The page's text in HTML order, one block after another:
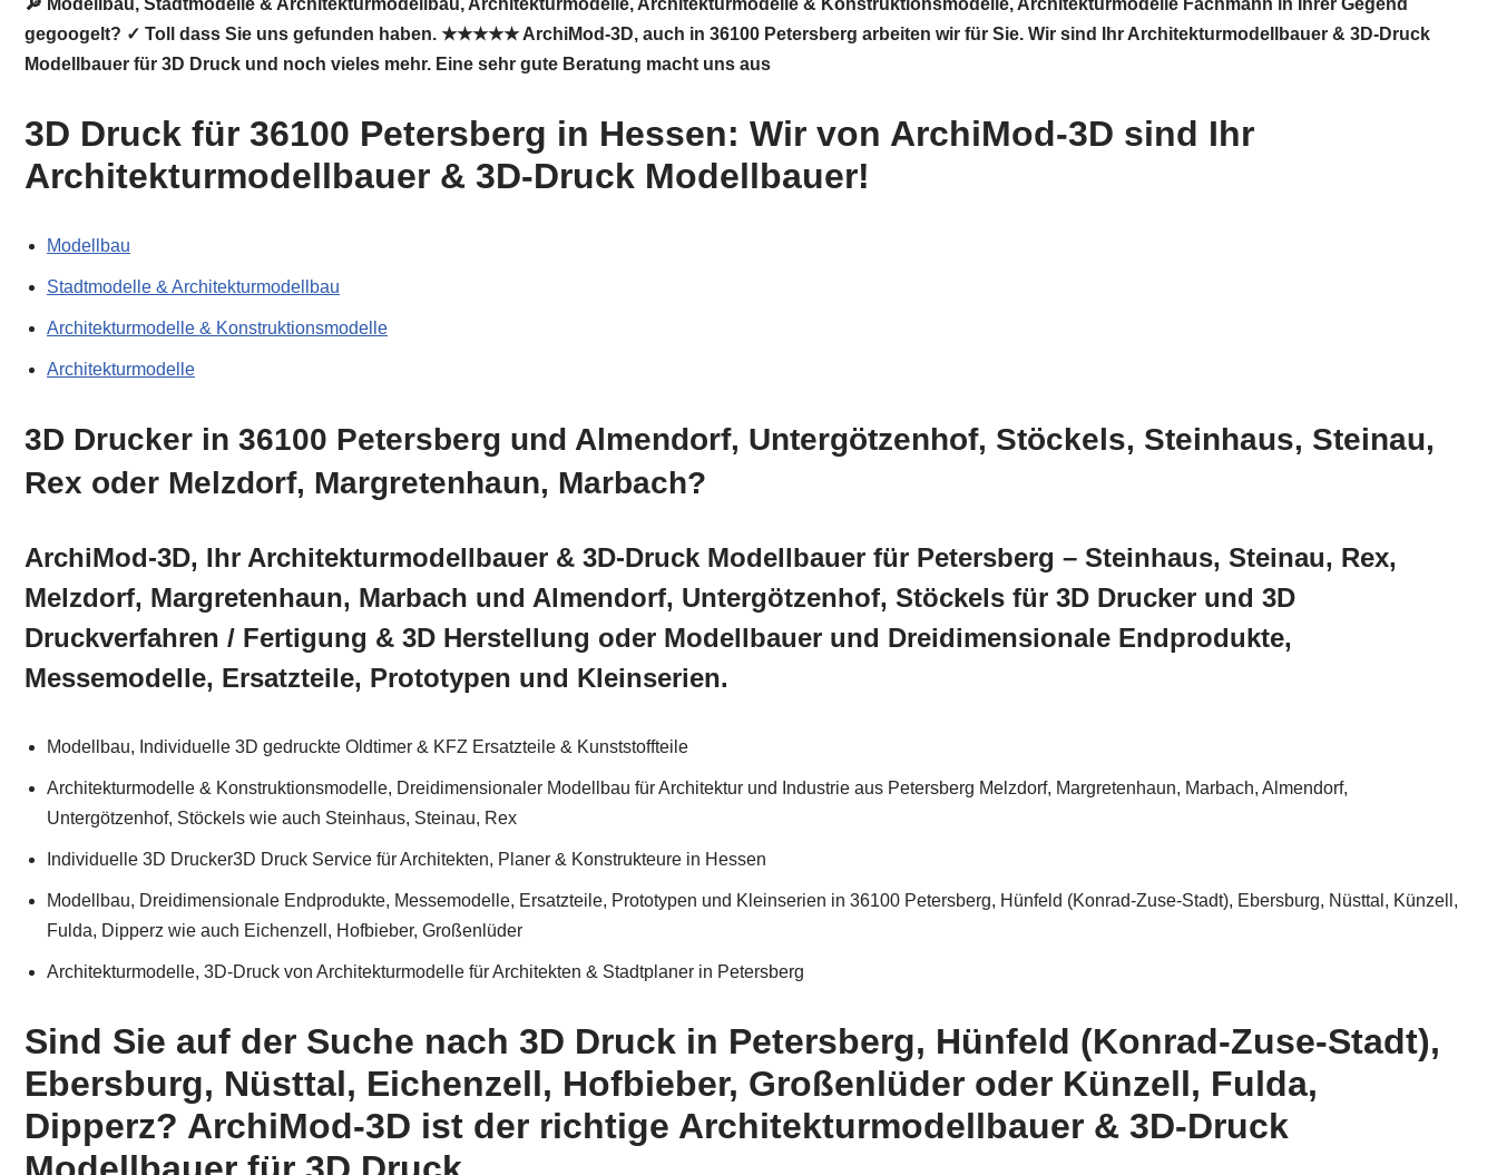
🔎 Modellbau, Stadtmodelle & Architekturmodellbau, Architekturmodelle, Architekturmodelle & Konstruktionsmodelle, Architekturmodelle Fachmann in Ihrer Gegend
gegoogelt? ✓ Toll dass Sie uns gefunden haben. ★★★★★ ArchiMod-3D, auch in 36100 Petersberg arbeiten wir für Sie. Wir sind Ihr Architekturmodellbauer & 3D-Druck
Modellbauer für 3D Druck und noch vieles mehr. Eine sehr gute Beratung macht uns aus
3D Druck für 36100 Petersberg in Hessen: Wir von ArchiMod-3D sind Ihr
Architekturmodellbauer & 3D-Druck Modellbauer!
Modellbau
Stadtmodelle & Architekturmodellbau
Architekturmodelle & Konstruktionsmodelle
Architekturmodelle
3D Drucker in 36100 Petersberg und Almendorf, Untergötzenhof, Stöckels, Steinhaus, Steinau,
Rex oder Melzdorf, Margretenhaun, Marbach?
ArchiMod-3D, Ihr Architekturmodellbauer & 3D-Druck Modellbauer für Petersberg – Steinhaus, Steinau, Rex,
Melzdorf, Margretenhaun, Marbach und Almendorf, Untergötzenhof, Stöckels für 3D Drucker und 3D
Druckverfahren / Fertigung & 3D Herstellung oder Modellbauer und Dreidimensionale Endprodukte,
Messemodelle, Ersatzteile, Prototypen und Kleinserien.
Modellbau, Individuelle 3D gedruckte Oldtimer & KFZ Ersatzteile & Kunststoffteile
Architekturmodelle & Konstruktionsmodelle, Dreidimensionaler Modellbau für Architektur und Industrie aus Petersberg Melzdorf, Margretenhaun, Marbach, Almendorf,
Untergötzenhof, Stöckels wie auch Steinhaus, Steinau, Rex
Individuelle 3D Drucker3D Druck Service für Architekten, Planer & Konstrukteure in Hessen
Modellbau, Dreidimensionale Endprodukte, Messemodelle, Ersatzteile, Prototypen und Kleinserien in 36100 Petersberg, Hünfeld (Konrad-Zuse-Stadt), Ebersburg, Nüsttal, Künzell,
Fulda, Dipperz wie auch Eichenzell, Hofbieber, Großenlüder
Architekturmodelle, 3D-Druck von Architekturmodelle für Architekten & Stadtplaner in Petersberg
Sind Sie auf der Suche nach 3D Druck in Petersberg, Hünfeld (Konrad-Zuse-Stadt),
Ebersburg, Nüsttal, Eichenzell, Hofbieber, Großenlüder oder Künzell, Fulda,
Dipperz? ArchiMod-3D ist der richtige Architekturmodellbauer & 3D-Druck